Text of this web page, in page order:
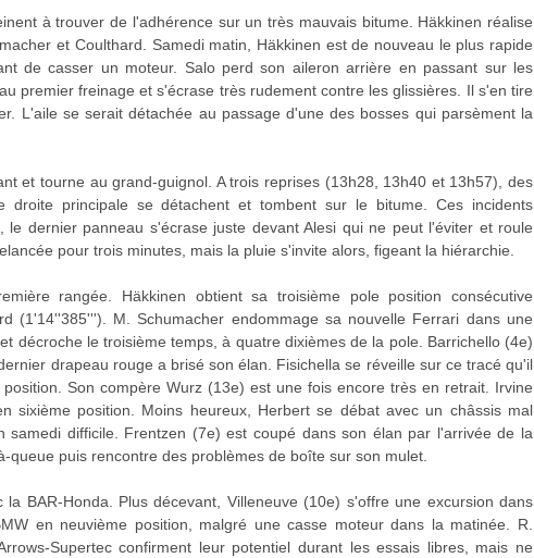
à trouver de l'adhérence sur un très mauvais bitume. Häkkinen réalise
et Coulthard. Samedi matin, Häkkinen est de nouveau le plus rapide
de casser un moteur. Salo perd son aileron arrière en passant sur les
premier freinage et s'écrase très rudement contre les glissières. Il s'en tire
L'aile se serait détachée au passage d'une des bosses qui parsèment la
et tourne au grand-guignol. A trois reprises (13h28, 13h40 et 13h57), des
droite principale se détachent et tombent sur le bitume. Ces incidents
dernier panneau s'écrase juste devant Alesi qui ne peut l'éviter et roule
pour trois minutes, mais la pluie s'invite alors, figeant la hiérarchie.
rangée. Häkkinen obtient sa troisième pole position consécutive
(1'14''385'''). M. Schumacher endommage sa nouvelle Ferrari dans une
décroche le troisième temps, à quatre dixièmes de la pole. Barrichello (4e)
drapeau rouge a brisé son élan. Fisichella se réveille sur ce tracé qu'il
Son compère Wurz (13e) est une fois encore très en retrait. Irvine
sixième position. Moins heureux, Herbert se débat avec un châssis mal
difficile. Frentzen (7e) est coupé dans son élan par l'arrivée de la
puis rencontre des problèmes de boîte sur son mulet.
BAR-Honda. Plus décevant, Villeneuve (10e) s'offre une excursion dans
en neuvième position, malgré une casse moteur dans la matinée. R.
Supertec confirment leur potentiel durant les essais libres, mais ne